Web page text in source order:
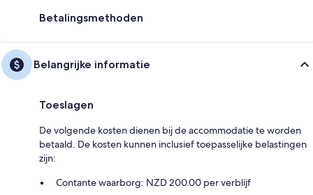
Betalingsmethoden
Belangrijke informatie
Toeslagen
De volgende kosten dienen bij de accommodatie te worden
betaald. De kosten kunnen inclusief toepasselijke belastingen
zijn:
Contante waarborg: NZD 200.00 per verblijf